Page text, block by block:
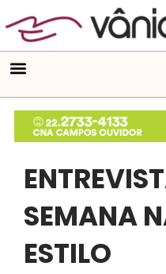
SEMANA
ESTILO